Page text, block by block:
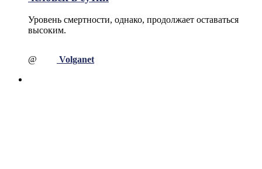
Уровень смертности, однако, продолжает оставаться
высоким.
@ Volganet